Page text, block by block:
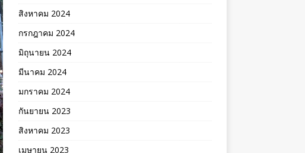
สิงหาคม 2024
กรกฎาคม 2024
มิถุนายน 2024
มีนาคม 2024
มกราคม 2024
กันยายน 2023
สิงหาคม 2023
เมษายน 2023